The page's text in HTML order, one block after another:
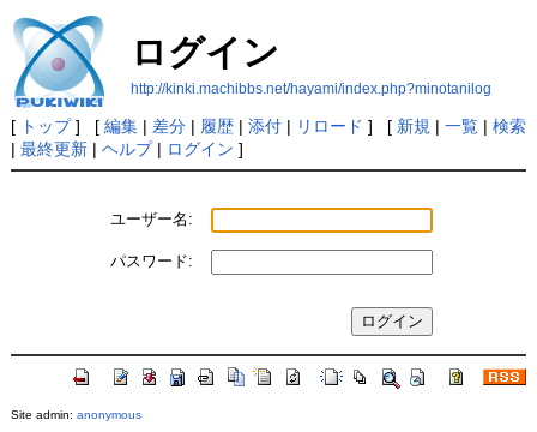
ログイン
http://kinki.machibbs.net/hayami/index.php?minotanilog
[ トップ] [ 編集| 差分| 履歴| 添付| リロード ] [ 新規 | 一覧| 検索
| 最終更新| ヘルプ| ログイン ]
ユーザー名:
パスワード:
Site admin: anonymous